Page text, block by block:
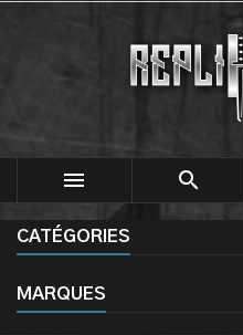
 
CATÉGORIES
MARQUES